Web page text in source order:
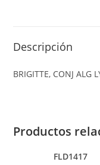
Descripción
BRIGITTE, CONJ ALG
Productos
FLD1417